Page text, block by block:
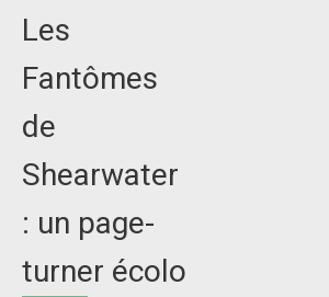
Les
Fantômes
de
Shearwater
: un page-
turner écolo